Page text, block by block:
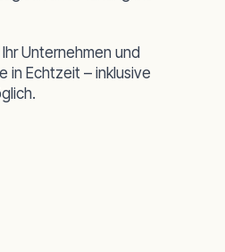
Unternehmen und
in Echtzeit – inklusive